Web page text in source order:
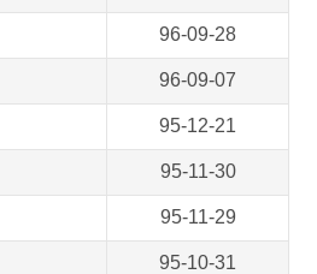
96-09-28
96-09-07
95-12-21
95-11-30
95-11-29
95-10-31